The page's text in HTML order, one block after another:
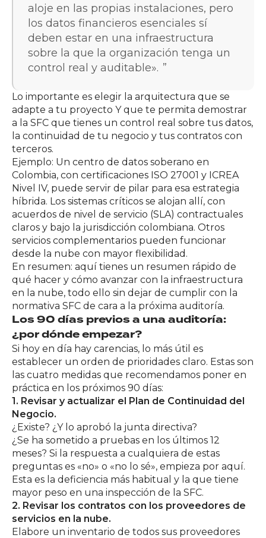
aloje en las propias instalaciones, pero
los datos financieros esenciales sí
deben estar en una infraestructura
sobre la que la organización tenga un
control real y auditable».
Lo importante es elegir la arquitectura que se
adapte a tu proyecto Y que te permita demostrar
a la SFC que tienes un control real sobre tus datos,
la continuidad de tu negocio y tus contratos con
terceros.
Ejemplo: Uncentro de datos soberano en
Colombia, con certificaciones ISO 27001 y ICREA
Nivel IV, puede servir de pilar para esa estrategia
híbrida. Los sistemas críticos se alojan allí, con
acuerdos de nivel de servicio (SLA) contractuales
claros y bajo la jurisdicción colombiana. Otros
servicios complementarios pueden funcionar
desde la nube con mayor flexibilidad.
En resumen: aquí tienes un resumen rápido de
qué hacer y cómo avanzar con la infraestructura
en la nube, todo ello sin dejar de cumplir con la
normativa SFC de cara a la próxima auditoría.
Los 90 días previos a una auditoría:
¿por dónde empezar?
Si hoy en día hay carencias, lo más útil es
establecer un orden de prioridades claro. Estas son
las cuatro medidas que recomendamos poner en
práctica en los próximos 90 días:
1. Revisar y actualizar el Plan de Continuidad del
Negocio.
¿Existe? ¿Y lo aprobó la junta directiva?
¿Se ha sometido a pruebas en los últimos 12
meses? Si la respuesta a cualquiera de estas
preguntas es «no» o «no lo sé», empieza por aquí.
Esta es la deficiencia más habitual y la que tiene
mayor peso en una inspección de la SFC.
2. Revisar los contratos con los proveedores de
servicios en la nube.
Elabore un inventario de todos sus proveedores